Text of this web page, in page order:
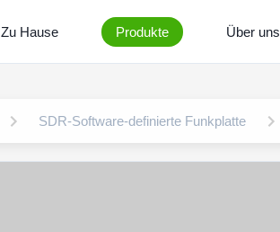
Zu Hause Produkte Über uns
SDR-Software-definierte Funkplatte